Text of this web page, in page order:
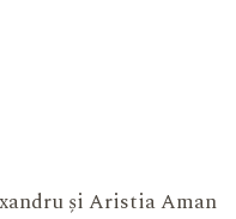
și Aristia Aman